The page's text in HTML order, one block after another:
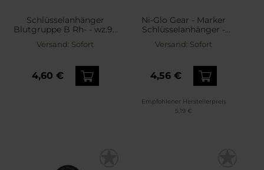
Schlüsselanhänger
Blutgruppe B Rh- - wz.93
Pantera PL Woodland
Versand: Sofort
4,60 €
Ni-Glo Gear - Marker
Schlüsselanhänger -
Dragon Green
Versand: Sofort
4,56 €
Empfohlener Herstellerpreis
5,19 €